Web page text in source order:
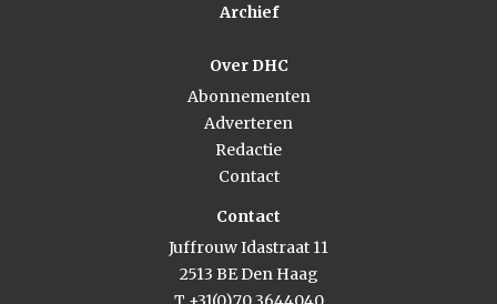
Archief
Over DHC
Abonnementen
Adverteren
Redactie
Contact
Contact
Juffrouw Idastraat 11
2513 BE Den Haag